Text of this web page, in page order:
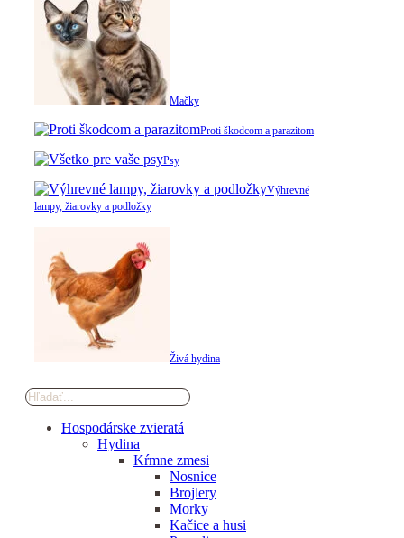
Mačky
Proti škodcom a parazitom
Psy
Výhrevné
lampy, žiarovky a podložky
Živá hydina
Hospodárske zvieratá
Hydina
Kŕmne zmesi
Nosnice
Brojlery
Morky
Kačice a husi